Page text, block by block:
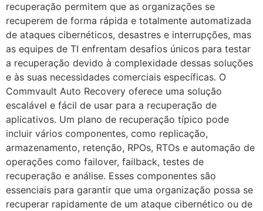
recuperação permitem que as organizações se
recuperem de forma rápida e totalmente automatizada
de ataques cibernéticos, desastres e interrupções, mas
as equipes de TI enfrentam desafios únicos para testar
a recuperação devido à complexidade dessas soluções
e às suas necessidades comerciais específicas. O
Commvault Auto Recovery oferece uma solução
escalável e fácil de usar para a recuperação de
aplicativos. Um plano de recuperação típico pode
incluir vários componentes, como replicação,
armazenamento, retenção, RPOs, RTOs e automação de
operações como failover, failback, testes de
recuperação e análise. Esses componentes são
essenciais para garantir que uma organização possa se
recuperar rapidamente de um ataque cibernético ou de